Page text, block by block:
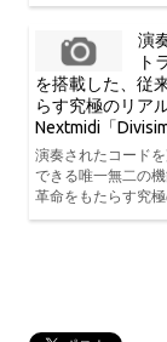
演
ト
を搭載した、従
らす究極のリア
Nextmidi「
演奏されたコード
できる唯一無二の
革命をもたらす究